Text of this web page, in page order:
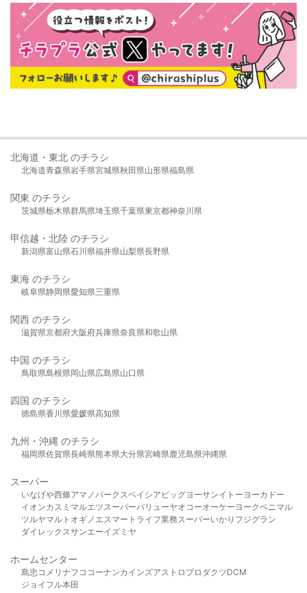
北海道・東北 のチラシ
北海道青森県岩手県宮城県秋田県山形県福島県
関東 のチラシ
茨城県栃木県群馬県埼玉県千葉県東京都神奈川県
甲信越・北陸 のチラシ
新潟県富山県石川県福井県山梨県長野県
東海 のチラシ
岐阜県静岡県愛知県三重県
関西 のチラシ
滋賀県京都府大阪府兵庫県奈良県和歌山県
中国 のチラシ
鳥取県島根県岡山県広島県山口県
四国 のチラシ
徳島県香川県愛媛県高知県
九州・沖縄 のチラシ
福岡県佐賀県長崎県熊本県大分県宮崎県鹿児島県沖縄県
スーパー
いなげや西條アマノパークスベイシア ビッグヨーサンイトーヨーカドー
イオンカスミ マルエツスーパーバリューヤオコーオーケー ヨークベニマル
ツルヤマルト オギノ エスマート ライフ業務スーパーいかり フジグラン
ダイレックスサンエーイズミヤ
ホームセンター
島忠 コメリ ナフコ コーナンカインズアストロプロダクツDCM
ジョイフル本田